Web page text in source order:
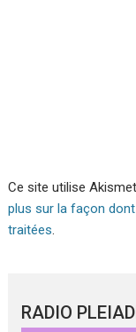
Ce site utilise
plus sur la façon
traitées.
RADIO